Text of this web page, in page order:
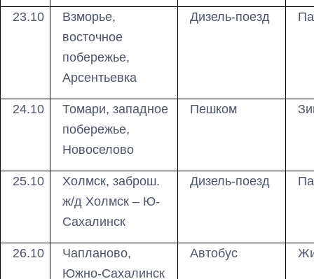
23.10
Взморье,
восточное
побережье,
Арсентьевка
Дизель-поезд
24.10
Томари, западное
побережье,
Новоселово
Пешком
25.10
Холмск, заброш.
ж/д Холмск – Ю-
Сахалинск
Дизель-поезд
26.10
Чапланово,
Южно-Сахалинск
Автобус